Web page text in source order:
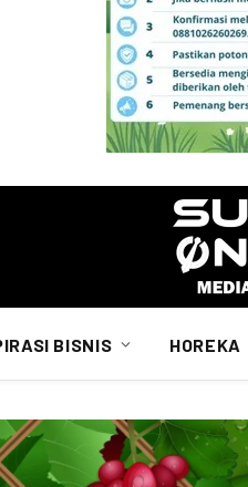
BISNIS HOREKA